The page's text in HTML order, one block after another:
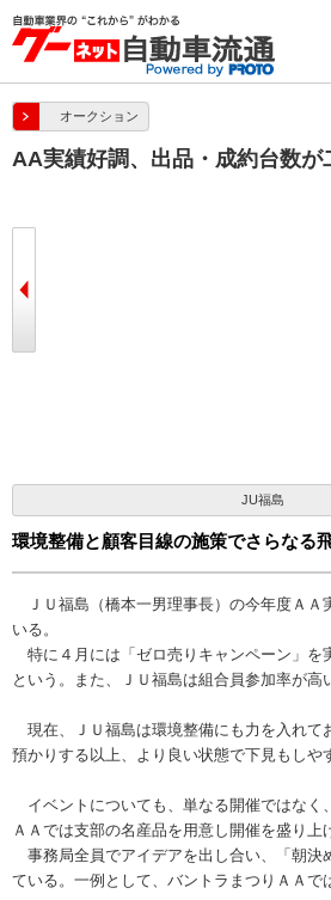
オークション
AA実績好調、出品・成約台数が
JU福島
環境整備と顧客目線の施策でさらなる
ＪＵ福島（橋本一男理事長）の今年度ＡＡ
いる。
特に４月には「ゼロ売りキャンペーン」を
という。また、ＪＵ福島は組合員参加率が高
現在、ＪＵ福島は環境整備にも力を入れて
預かりする以上、より良い状態で下見もしや
イベントについても、単なる開催ではなく
ＡＡでは支部の名産品を用意し開催を盛り上
事務局全員でアイデアを出し合い、「朝決
ている。一例として、バントラまつりＡＡで